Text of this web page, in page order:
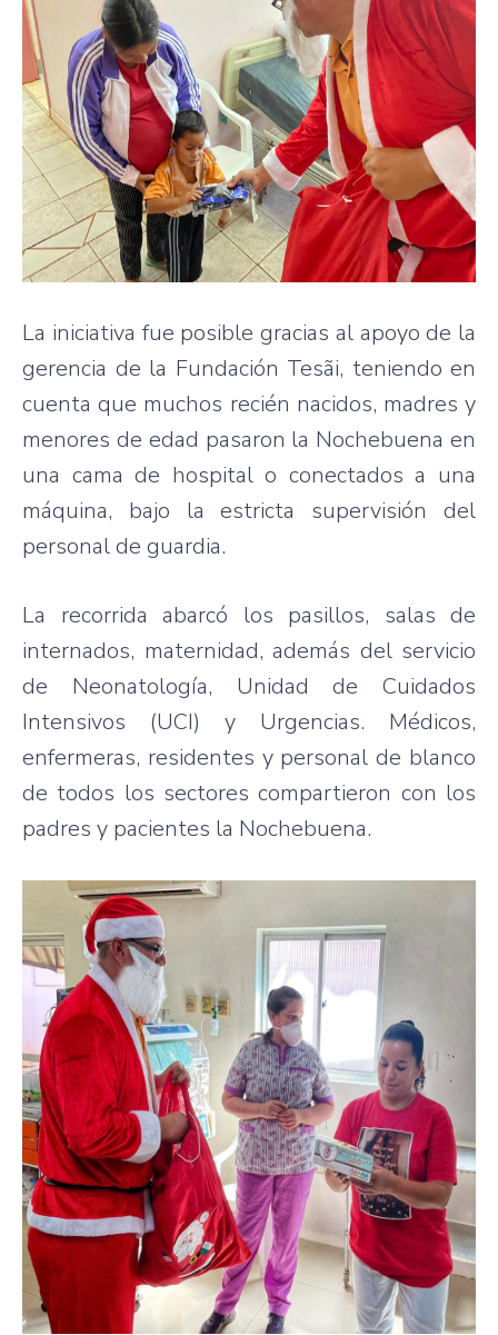
La iniciativa fue posible gracias al apoyo de la
gerencia de la Fundación Tesãi, teniendo en
cuenta que muchos recién nacidos, madres y
menores de edad pasaron la Nochebuena en
una cama de hospital o conectados a una
máquina, bajo la estricta supervisión del
personal de guardia.
La recorrida abarcó los pasillos, salas de
internados, maternidad, además del servicio
de Neonatología, Unidad de Cuidados
Intensivos (UCI) y Urgencias. Médicos,
enfermeras, residentes y personal de blanco
de todos los sectores compartieron con los
padres y pacientes la Nochebuena.